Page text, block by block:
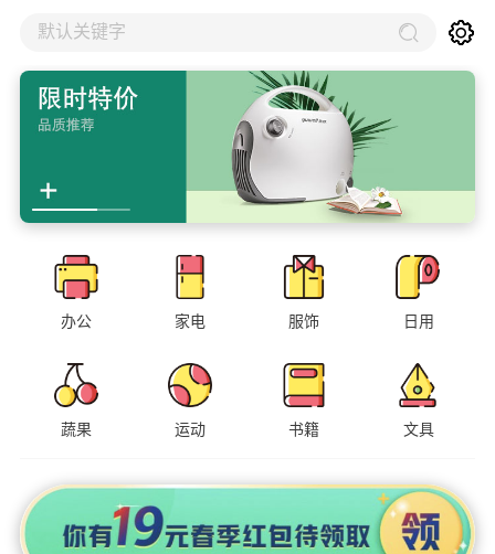
默认关键字
办公 家电 服饰 日用
蔬果 运动 书籍 文具